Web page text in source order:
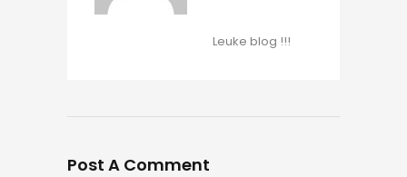
Leuke blog !!!
Post A Comment